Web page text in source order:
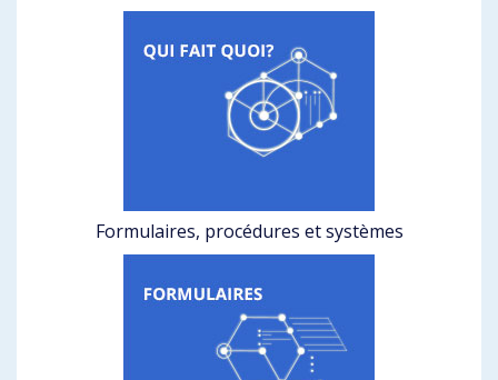
Formulaires, procédures et systèmes